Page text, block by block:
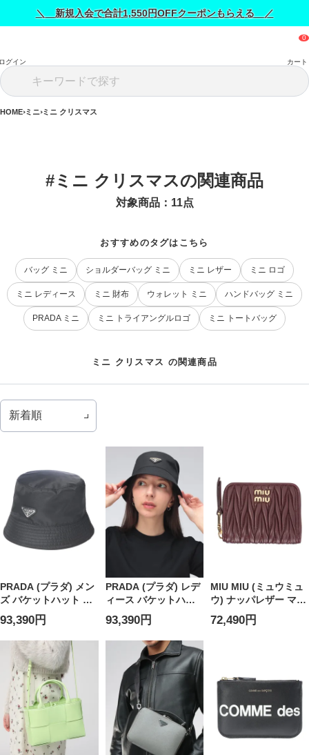
＼ 新規入会で合計1,550円OFFクーポンもらえる ／
グイン カート
HOME ミニ ミニ クリスマス
#ミニ クリスマスの関連商品
対象商品： 11点
おすすめのタグはこちら
バッグ ミニ ショルダーバッグ ミニ ミニ レザー ミニ ロゴ
ミニ レディース ミニ 財布 ウォレット ミニ ハンドバッグ ミニ
PRADA ミニ ミニ トライアングルロゴ ミニ トートバッグ
ミニ クリスマス の関連商品
PRADA (プラダ) メン
ズ バケットハット ト
ライアングル ロゴ ワ
ンポイント ナイロン
バケハ シルバーロゴ
Re-Nylon
PR2HC1372DMI
93,390円
PRADA (プラダ) レデ
ィース バケットハッ
ト トライアングル ロ
ゴ ワンポイント ナイ
ロン バケハ ゴールド
ロゴ Re-Nylon
PRL1HC1372DMI
93,390円
MIU MIU (ミュウミュ
ウ) ナッパレザー マテ
ラッセモチーフ ジッ
プ ミニ財布 コインケ
72,490円